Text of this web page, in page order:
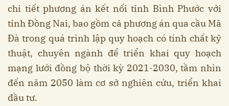
chi tiết phương án kết nối tỉnh Bình Phước với
tỉnh Đồng Nai, bao gồm cả phương án qua cầu Mã
Đà trong quá trình lập quy hoạch có tính chất kỹ
thuật, chuyên ngành để triển khai quy hoạch
mạng lưới đồng bộ thời kỳ 2021-2030, tầm nhìn
đến năm 2050 làm cơ sở nghiên cứu, triển khai
đầu tư.